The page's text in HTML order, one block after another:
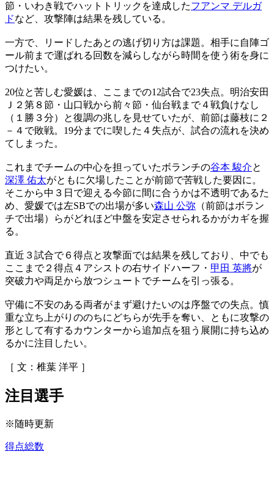
節・いわき戦でハットトリックを達成したフアンマ デルガ
ドなど、攻撃陣は結果を残している。
一方で、リードしたあとの逃げ切り方は課題。相手に自陣ゴ
ール前まで運ばれる回数を減らしながら時間を使う術を身に
つけたい。
20位と苦しむ愛媛は、ここまでの12試合で23失点。明治安田
Ｊ２第８節・山口戦から前々節・仙台戦まで４戦負けなし
（１勝３分）と復調の兆しを見せていたが、前節は藤枝に２
－４で敗戦。19分までに喫した４失点が、試合の流れを決め
てしまった。
これまでチームの中心を担っていたボランチの谷本 駿介と
深澤 佑太がともに欠場したことが前節で苦戦した要因に。
そこから中３日で迎える今節に間に合うかは不透明であるた
め、愛媛では左SBでの出場が多い森山 公弥 （前節はボラン
チで出場）らがどれほど中盤を安定させられるかがカギを握
る。
直近３試合で６得点と攻撃面では結果を残しており、中でも
ここまで２得点４アシストの右サイドハーフ・ 甲田 英將が
突破力や両足から放つシュートでチームを引っ張る。
守備に不安のある両者がまず避けたいのは序盤での失点。慎
重な立ち上がりののちにどちらが先手を奪い、ともに攻撃の
形として有するカウンターから追加点を狙う展開に持ち込め
るかに注目したい。
［ 文：椎葉 洋平 ］
注目選手
※随時更新
得点総数